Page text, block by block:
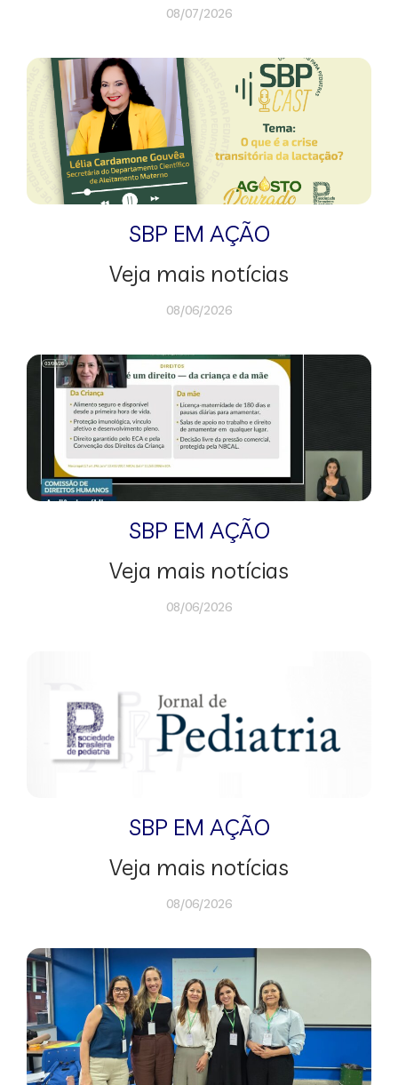
08/07/2026
SBP EM AÇÃO
Veja mais notícias
08/06/2026
SBP EM AÇÃO
Veja mais notícias
08/06/2026
SBP EM AÇÃO
Veja mais notícias
08/06/2026